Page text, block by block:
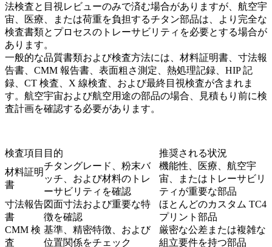
法検査と目視レビューのみで済む場合がありますが、航空宇
宙、医療、または荷重を負担するチタン部品は、より完全な
検査書類とプロセスのトレーサビリティを必要とする場合が
あります。
一般的な品質書類および検査方法には、材料証明書、寸法報
告書、CMM 報告書、表面粗さ測定、熱処理記録、HIP 記
録、CT 検査、X 線検査、および最終目視検査が含まれま
す。 航空宇宙および航空用途の部品の場合、見積もり前に検
査計画を確認する必要があります。
検査項目 目的
推奨される状況
材料証明
書
チタングレード、粉末バ
ッチ、および材料のトレ
ーサビリティを確認
機能性、医療、航空宇
宙、またはトレーサビリ
ティが重要な部品
寸法報告
書
図面寸法および重要な特
徴を確認
ほとんどのカスタム TC4
プリント部品
CMM 検
査
基準、精密特徴、および
位置関係をチェック
厳密な公差または複雑な
組立要件を持つ部品